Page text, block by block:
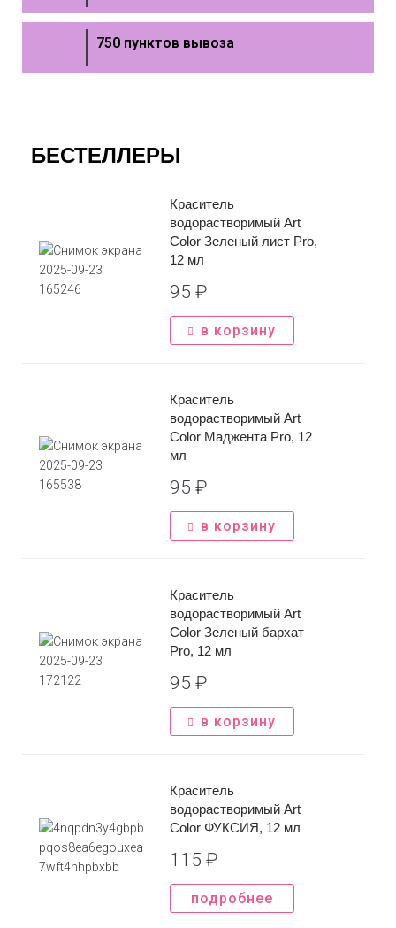
БЕСТЕЛЛЕРЫ
Краситель
водорастворимый Art
Color Зеленый лист Pro,
12 мл
95 ₽
в корзину
Краситель
водорастворимый Art
Color Маджента Pro, 12
мл
95 ₽
в корзину
Краситель
водорастворимый Art
Color Зеленый бархат
Pro, 12 мл
95 ₽
в корзину
Краситель
водорастворимый Art
Color ФУКСИЯ, 12 мл
115 ₽
подробнее
750 пунктов вывоза
Заказать звонок
Имя*
*Нажимая на кнопку вы соглашаетесь сполитикой
конфиденциальности
Задать вопрос
Сообщение
Отправить
*Нажимая на кнопку вы соглашаетесь сполитикой
конфиденциальности